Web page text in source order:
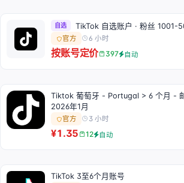
自选 TikTok 自选账户 · 粉丝 1001-
官方 6 小时
按账号定价 397 自动
Tiktok 葡萄牙 - Portugal > 6 个月 -
2026年1月
官方 3 小时
¥1.35 12 自动
TikTok 3至6个月账号